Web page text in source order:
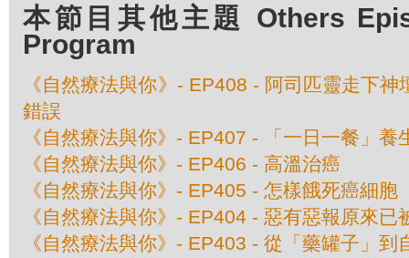
本節目其他主題 Others
Program
《自然療法與你》- EP408 - 阿司匹靈走下
錯誤
《自然療法與你》- EP407 - 「一日一餐」養
《自然療法與你》- EP406 - 高溫治癌
《自然療法與你》- EP405 - 怎樣餓死癌細胞
《自然療法與你》- EP404 - 惡有惡報原來已
《自然療法與你》- EP403 - 從「藥罐子」到